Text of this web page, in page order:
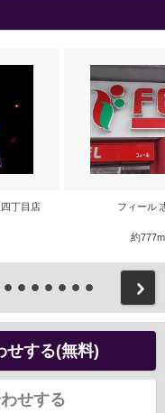
丁目店 フィール
約
せする(無料)
せする